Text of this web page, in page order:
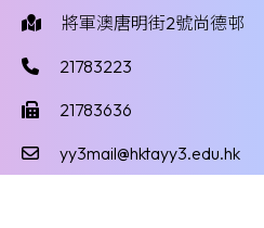
將軍澳唐明街2號尚德邨
21783223
21783636
yy3mail@hktayy3.edu.hk